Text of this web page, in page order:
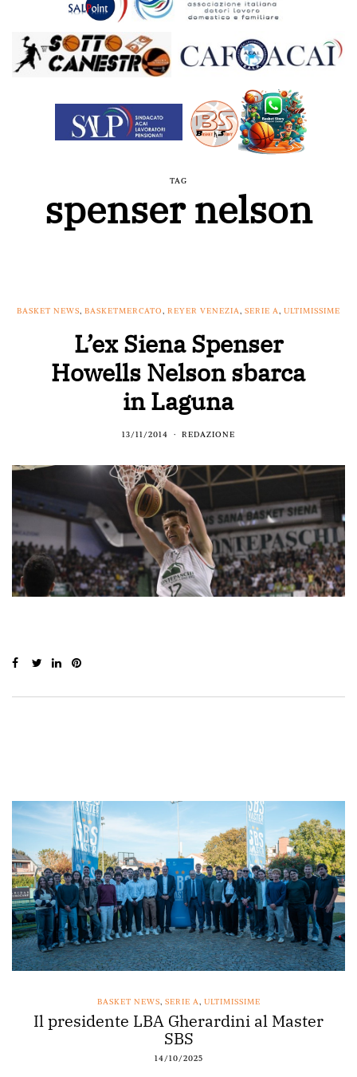
TAG
spenser nelson
BASKET NEWS, BASKETMERCATO, REYER VENEZIA, SERIE A, ULTIMISSIME
L’ex Siena Spenser
Howells Nelson sbarca
in Laguna
13/11/2014 REDAZIONE
BASKET NEWS, SERIE A, ULTIMISSIME
Il presidente LBA Gherardini al Master
SBS
14/10/2025